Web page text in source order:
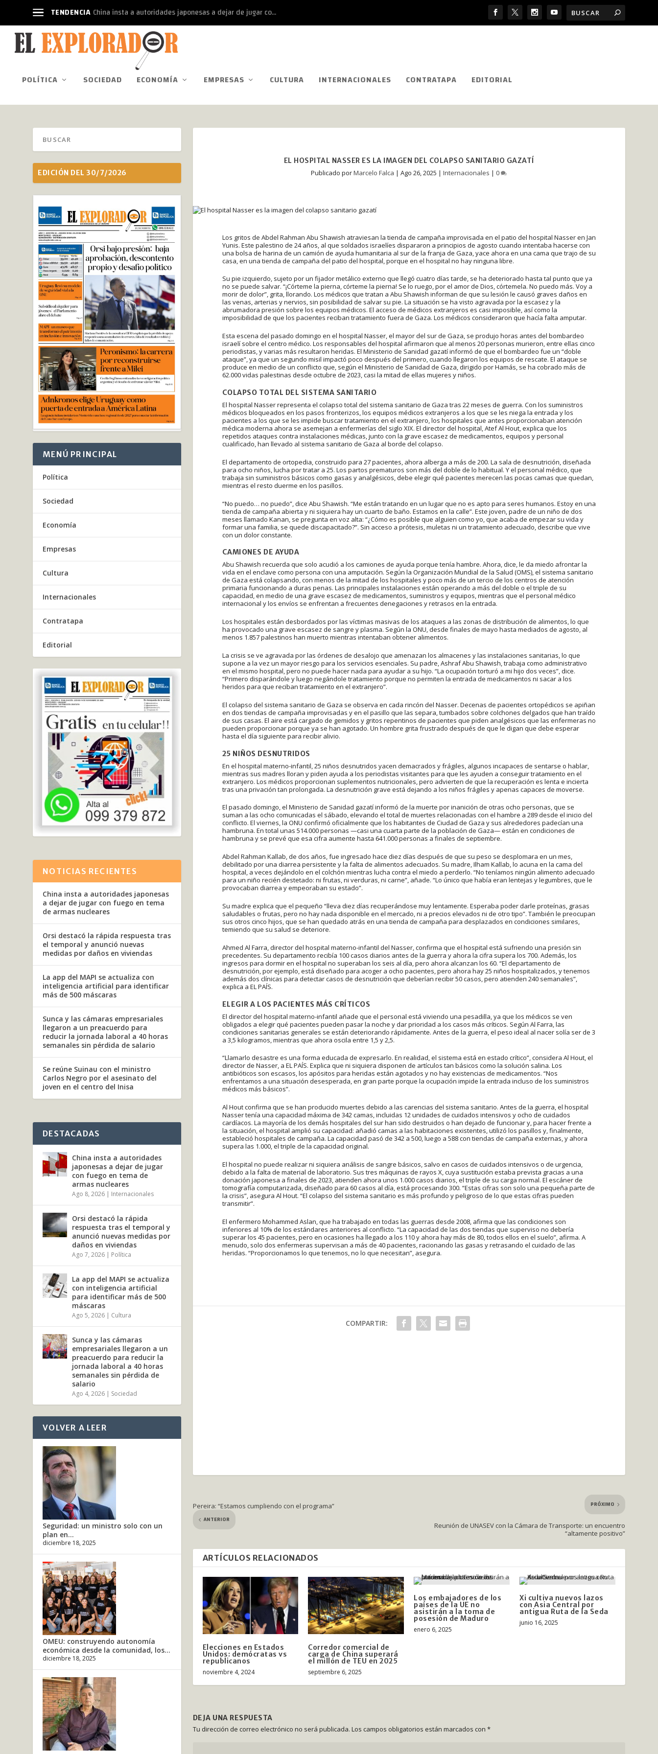
TENDENCIA China insta a autoridades japonesas a dejar de jugar co...
POLÍTICA SOCIEDAD ECONOMÍA EMPRESAS CULTURA INTERNACIONALES CONTRATAPA EDITORIAL
EL HOSPITAL NASSER ES LA IMAGEN DEL COLAPSO SANITARIO GAZATÍ
Publicado porMarcelo Falca |Ago 26, 2025 |Internacionales |0
Los gritos de Abdel Rahman Abu Shawish atraviesan la tienda de campaña improvisada en el patio del hospital Nasser en Jan
Yunis. Este palestino de 24 años, al que soldados israelíes dispararon a principios de agosto cuando intentaba hacerse con
una bolsa de harina de un camión de ayuda humanitaria al sur de la franja de Gaza, yace ahora en una cama que trajo de su
casa, en una tienda de campaña del patio del hospital, porque en el hospital no hay ninguna libre.
Su pie izquierdo, sujeto por un fijador metálico externo que llegó cuatro días tarde, se ha deteriorado hasta tal punto que ya
no se puede salvar. “¡Córteme la pierna, córteme la pierna! Se lo ruego, por el amor de Dios, córtemela. No puedo más. Voy a
morir de dolor”, grita, llorando. Los médicos que tratan a Abu Shawish informan de que su lesión le causó graves daños en
las venas, arterias y nervios, sin posibilidad de salvar su pie. La situación se ha visto agravada por la escasez y la
abrumadora presión sobre los equipos médicos. El acceso de médicos extranjeros es casi imposible, así como la
imposibilidad de que los pacientes reciban tratamiento fuera de Gaza. Los médicos consideraron que hacía falta amputar.
Esta escena del pasado domingo en el hospital Nasser, el mayor del sur de Gaza, se produjo horas antes del bombardeo
israelí sobre el centro médico. Los responsables del hospital afirmaron que al menos 20 personas murieron, entre ellas cinco
periodistas, y varias más resultaron heridas. El Ministerio de Sanidad gazatí informó de que el bombardeo fue un “doble
ataque”, ya que un segundo misil impactó poco después del primero, cuando llegaron los equipos de rescate. El ataque se
produce en medio de un conflicto que, según el Ministerio de Sanidad de Gaza, dirigido por Hamás, se ha cobrado más de
62.000 vidas palestinas desde octubre de 2023, casi la mitad de ellas mujeres y niños.
COLAPSO TOTAL DEL SISTEMA SANITARIO
El hospital Nasser representa el colapso total del sistema sanitario de Gaza tras 22 meses de guerra. Con los suministros
médicos bloqueados en los pasos fronterizos, los equipos médicos extranjeros a los que se les niega la entrada y los
pacientes a los que se les impide buscar tratamiento en el extranjero, los hospitales que antes proporcionaban atención
médica moderna ahora se asemejan a enfermerías del siglo XIX. El director del hospital, Atef Al Hout, explica que los
repetidos ataques contra instalaciones médicas, junto con la grave escasez de medicamentos, equipos y personal
cualificado, han llevado al sistema sanitario de Gaza al borde del colapso.
El departamento de ortopedia, construido para 27 pacientes, ahora alberga a más de 200. La sala de desnutrición, diseñada
para ocho niños, lucha por tratar a 25. Los partos prematuros son más del doble de lo habitual. Y el personal médico, que
trabaja sin suministros básicos como gasas y analgésicos, debe elegir qué pacientes merecen las pocas camas que quedan,
mientras el resto duerme en los pasillos.
“No puedo… no puedo”, dice Abu Shawish. “Me están tratando en un lugar que no es apto para seres humanos. Estoy en una
tienda de campaña abierta y ni siquiera hay un cuarto de baño. Estamos en la calle”. Este joven, padre de un niño de dos
meses llamado Kanan, se pregunta en voz alta: “¿Cómo es posible que alguien como yo, que acaba de empezar su vida y
formar una familia, se quede discapacitado?”. Sin acceso a prótesis, muletas ni un tratamiento adecuado, describe que vive
con un dolor constante.
CAMIONES DE AYUDA
Abu Shawish recuerda que solo acudió a los camiones de ayuda porque tenía hambre. Ahora, dice, le da miedo afrontar la
vida en el enclave como persona con una amputación. Según la Organización Mundial de la Salud (OMS), el sistema sanitario
de Gaza está colapsando, con menos de la mitad de los hospitales y poco más de un tercio de los centros de atención
primaria funcionando a duras penas. Las principales instalaciones están operando a más del doble o el triple de su
capacidad, en medio de una grave escasez de medicamentos, suministros y equipos, mientras que el personal médico
internacional y los envíos se enfrentan a frecuentes denegaciones y retrasos en la entrada.
Los hospitales están desbordados por las víctimas masivas de los ataques a las zonas de distribución de alimentos, lo que
ha provocado una grave escasez de sangre y plasma. Según la ONU, desde finales de mayo hasta mediados de agosto, al
menos 1.857 palestinos han muerto mientras intentaban obtener alimentos.
La crisis se ve agravada por las órdenes de desalojo que amenazan los almacenes y las instalaciones sanitarias, lo que
supone a la vez un mayor riesgo para los servicios esenciales. Su padre, Ashraf Abu Shawish, trabaja como administrativo
en el mismo hospital, pero no puede hacer nada para ayudar a su hijo. “La ocupación torturó a mi hijo dos veces”, dice.
“Primero disparándole y luego negándole tratamiento porque no permiten la entrada de medicamentos ni sacar a los
heridos para que reciban tratamiento en el extranjero”.
El colapso del sistema sanitario de Gaza se observa en cada rincón del Nasser. Decenas de pacientes ortopédicos se apiñan
en dos tiendas de campaña improvisadas y en el pasillo que las separa, tumbados sobre colchones delgados que han traído
de sus casas. El aire está cargado de gemidos y gritos repentinos de pacientes que piden analgésicos que las enfermeras no
pueden proporcionar porque ya se han agotado. Un hombre grita frustrado después de que le digan que debe esperar
hasta el día siguiente para recibir alivio.
25 NIÑOS DESNUTRIDOS
En el hospital materno-infantil, 25 niños desnutridos yacen demacrados y frágiles, algunos incapaces de sentarse o hablar,
mientras sus madres lloran y piden ayuda a los periodistas visitantes para que les ayuden a conseguir tratamiento en el
extranjero. Los médicos proporcionan suplementos nutricionales, pero advierten de que la recuperación es lenta e incierta
tras una privación tan prolongada. La desnutrición grave está dejando a los niños frágiles y apenas capaces de moverse.
El pasado domingo, el Ministerio de Sanidad gazatí informó de la muerte por inanición de otras ocho personas, que se
suman a las ocho comunicadas el sábado, elevando el total de muertes relacionadas con el hambre a 289 desde el inicio del
conflicto. El viernes, la ONU confirmó oficialmente que los habitantes de Ciudad de Gaza y sus alrededores padecían una
hambruna. En total unas 514.000 personas —casi una cuarta parte de la población de Gaza— están en condiciones de
hambruna y se prevé que esa cifra aumente hasta 641.000 personas a finales de septiembre.
Abdel Rahman Kallab, de dos años, fue ingresado hace diez días después de que su peso se desplomara en un mes,
debilitado por una diarrea persistente y la falta de alimentos adecuados. Su madre, Ilham Kallab, lo acuna en la cama del
hospital, a veces dejándolo en el colchón mientras lucha contra el miedo a perderlo. “No teníamos ningún alimento adecuado
para un niño recién destetado: ni frutas, ni verduras, ni carne”, añade. “Lo único que había eran lentejas y legumbres, que le
provocaban diarrea y empeoraban su estado”.
Su madre explica que el pequeño “lleva diez días recuperándose muy lentamente. Esperaba poder darle proteínas, grasas
saludables o frutas, pero no hay nada disponible en el mercado, ni a precios elevados ni de otro tipo”. También le preocupan
sus otros cinco hijos, que se han quedado atrás en una tienda de campaña para desplazados en condiciones similares,
temiendo que su salud se deteriore.
Ahmed Al Farra, director del hospital materno-infantil del Nasser, confirma que el hospital está sufriendo una presión sin
precedentes. Su departamento recibía 100 casos diarios antes de la guerra y ahora la cifra supera los 700. Además, los
ingresos para dormir en el hospital no superaban los seis al día, pero ahora alcanzan los 60. “El departamento de
desnutrición, por ejemplo, está diseñado para acoger a ocho pacientes, pero ahora hay 25 niños hospitalizados, y tenemos
además dos clínicas para detectar casos de desnutrición que deberían recibir 50 casos, pero atienden 240 semanales”,
explica a EL PAÍS.
ELEGIR A LOS PACIENTES MÁS CRÍTICOS
El director del hospital materno-infantil añade que el personal está viviendo una pesadilla, ya que los médicos se ven
obligados a elegir qué pacientes pueden pasar la noche y dar prioridad a los casos más críticos. Según Al Farra, las
condiciones sanitarias generales se están deteriorando rápidamente. Antes de la guerra, el peso ideal al nacer solía ser de 3
a 3,5 kilogramos, mientras que ahora oscila entre 1,5 y 2,5.
“Llamarlo desastre es una forma educada de expresarlo. En realidad, el sistema está en estado crítico”, considera Al Hout, el
director de Nasser, a EL PAÍS. Explica que ni siquiera disponen de artículos tan básicos como la solución salina. Los
antibióticos son escasos, los apósitos para heridas están agotados y no hay existencias de medicamentos. “Nos
enfrentamos a una situación desesperada, en gran parte porque la ocupación impide la entrada incluso de los suministros
médicos más básicos”.
Al Hout confirma que se han producido muertes debido a las carencias del sistema sanitario. Antes de la guerra, el hospital
Nasser tenía una capacidad máxima de 342 camas, incluidas 12 unidades de cuidados intensivos y ocho de cuidados
cardíacos. La mayoría de los demás hospitales del sur han sido destruidos o han dejado de funcionar y, para hacer frente a
la situación, el hospital amplió su capacidad: añadió camas a las habitaciones existentes, utilizó los pasillos y, finalmente,
estableció hospitales de campaña. La capacidad pasó de 342 a 500, luego a 588 con tiendas de campaña externas, y ahora
supera las 1.000, el triple de la capacidad original.
El hospital no puede realizar ni siquiera análisis de sangre básicos, salvo en casos de cuidados intensivos o de urgencia,
debido a la falta de material de laboratorio. Sus tres máquinas de rayos X, cuya sustitución estaba prevista gracias a una
donación japonesa a finales de 2023, atienden ahora unos 1.000 casos diarios, el triple de su carga normal. El escáner de
tomografía computarizada, diseñado para 60 casos al día, está procesando 300. “Estas cifras son solo una pequeña parte de
la crisis”, asegura Al Hout. “El colapso del sistema sanitario es más profundo y peligroso de lo que estas cifras pueden
transmitir”.
El enfermero Mohammed Aslan, que ha trabajado en todas las guerras desde 2008, afirma que las condiciones son
inferiores al 10% de los estándares anteriores al conflicto. “La capacidad de las dos tiendas que superviso no debería
superar los 45 pacientes, pero en ocasiones ha llegado a los 110 y ahora hay más de 80, todos ellos en el suelo”, afirma. A
menudo, solo dos enfermeras supervisan a más de 40 pacientes, racionando las gasas y retrasando el cuidado de las
heridas. “Proporcionamos lo que tenemos, no lo que necesitan”, asegura.
COMPARTIR:
Pereira: “Estamos cumpliendo con el programa”
ANTERIOR
PRÓXIMO
Reunión de UNASEV con la Cámara de Transporte: un encuentro
“altamente positivo”
ARTÍCULOS RELACIONADOS
Elecciones en Estados
Unidos: demócratas vs
republicanos
noviembre 4, 2024
Corredor comercial de
carga de China superará
el millón de TEU en 2025
septiembre 6, 2025
Los embajadores de los
países de la UE no
asistirán a la toma de
posesión de Maduro
enero 6, 2025
Xi cultiva nuevos lazos
con Asia Central por
antigua Ruta de la Seda
junio 16, 2025
DEJA UNA RESPUESTA
Tu dirección de correo electrónico no será publicada. Los campos obligatorios están marcados con *
EDICIÓN DEL 30/7/2026
MENÚ PRINCIPAL
Política
Sociedad
Economía
Empresas
Cultura
Internacionales
Contratapa
Editorial
NOTICIAS RECIENTES
China insta a autoridades japonesas
a dejar de jugar con fuego en tema
de armas nucleares
Orsi destacó la rápida respuesta tras
el temporal y anunció nuevas
medidas por daños en viviendas
La app del MAPI se actualiza con
inteligencia artificial para identificar
más de 500 máscaras
Sunca y las cámaras empresariales
llegaron a un preacuerdo para
reducir la jornada laboral a 40 horas
semanales sin pérdida de salario
Se reúne Suinau con el ministro
Carlos Negro por el asesinato del
joven en el centro del Inisa
DESTACADAS
China insta a autoridades
japonesas a dejar de jugar
con fuego en tema de
armas nucleares
Ago 8, 2026 | Internacionales
Orsi destacó la rápida
respuesta tras el temporal y
anunció nuevas medidas por
daños en viviendas
Ago 7, 2026 | Política
La app del MAPI se actualiza
con inteligencia artificial
para identificar más de 500
máscaras
Ago 5, 2026 | Cultura
Sunca y las cámaras
empresariales llegaron a un
preacuerdo para reducir la
jornada laboral a 40 horas
semanales sin pérdida de
salario
Ago 4, 2026 | Sociedad
VOLVER A LEER
Seguridad: un ministro solo con un
plan en...
diciembre 18, 2025
OMEU: construyendo autonomía
económica desde la comunidad, los...
diciembre 18, 2025